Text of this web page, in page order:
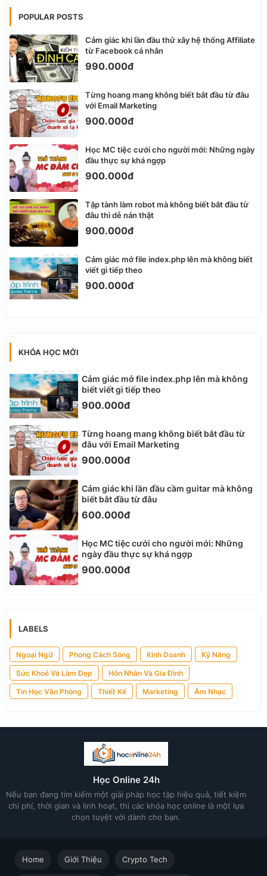
POPULAR POSTS
Cảm giác khi lần đầu thử xây hệ thống Affiliate
từ Facebook cá nhân
990.000đ
Từng hoang mang không biết bắt đầu từ đâu
với Email Marketing
900.000đ
Học MC tiệc cưới cho người mới: Những ngày
đầu thực sự khá ngợp
900.000đ
Tập tành làm robot mà không biết bắt đầu từ
đâu thì dễ nản thật
900.000đ
Cảm giác mở file index.php lên mà không biết
viết gì tiếp theo
900.000đ
KHÓA HỌC MỚI
Cảm giác mở file index.php lên mà không
biết viết gì tiếp theo
900.000đ
Từng hoang mang không biết bắt đầu từ
đâu với Email Marketing
900.000đ
Cảm giác khi lần đầu cầm guitar mà không
biết bắt đầu từ đâu
600.000đ
Học MC tiệc cưới cho người mới: Những
ngày đầu thực sự khá ngợp
900.000đ
LABELS
Ngoại Ngữ Phong Cách Sống Kinh Doanh Kỹ Năng
Sức Khoẻ Và Làm Đẹp Hôn Nhân Và Gia Đình
Tin Học Văn Phòng Thiết Kế Marketing Âm Nhạc
Học Online 24h
Nếu bạn đang tìm kiếm một giải pháp học tập hiệu quả, tiết kiệm
chi phí, thời gian và linh hoạt, thì các khóa học online là một lựa
chọn tuyệt vời dành cho bạn.
Home Giới Thiệu Crypto Tech